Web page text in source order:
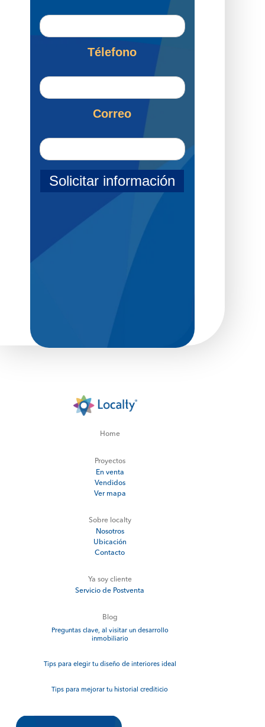
Télefono
Correo
Home
Proyectos
En venta
Vendidos
Ver mapa
Sobre localty
Nosotros
Ubicación
Contacto
Ya soy cliente
Servicio de Postventa
Blog
Preguntas clave, al visitar un desarrollo
inmobiliario
Tips para elegir tu diseño de interiores ideal
Tips para mejorar tu historial crediticio